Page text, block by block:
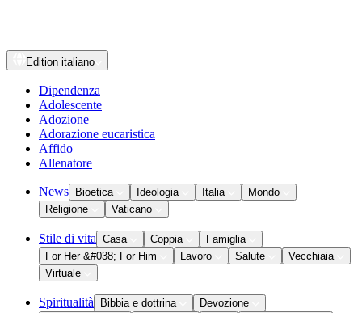
Edition italiano
Dipendenza
Adolescente
Adozione
Adorazione eucaristica
Affido
Allenatore
News Bioetica Ideologia Italia
Mondo
Religione
Vaticano
Stile di vita Casa Coppia
Famiglia
For Her &#038; For Him
Lavoro Salute
Vecchiaia
Virtuale
Spiritualità Bibbia e dottrina
Devozione